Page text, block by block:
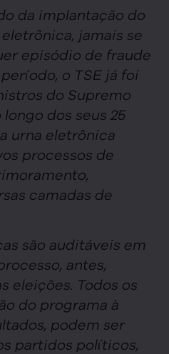
da implantação do
jamais se
episódio de fraude
o TSE já foi
do Supremo
dos seus 25
urna eletrônica
processos de
camadas de
são auditáveis em
antes,
eleições. Todos os
do programa à
podem ser
partidos políticos,